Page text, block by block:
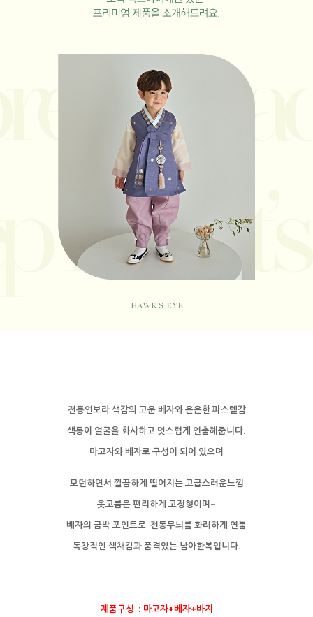
전통연보라 색감의 고운 베자와 은은한 파스텔감
색동이 얼굴을 화사하고 멋스럽게 연출해줍니다.
마고자와 베자로 구성이 되어 있으며
모던하면서 깔끔하게 떨어지는 고급스러운느낌
옷고름은 편리하게 고정형이며~
베자의 금박 포인트로 전통무늬를 화려하게 연툴
독창적인 색채감과 품격있는 남아한복입니다.
제품구성 : 마고자+베자+바지